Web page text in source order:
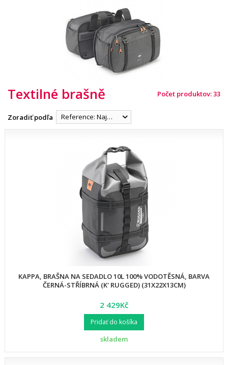
Textilné brašně Počet produktov: 33
Zoradiť podľa Reference: Najnižšia
KAPPA, BRAŠNA NA SEDADLO 10L 100% VODOTĚSNÁ, BARVA
ČERNÁ-STŘÍBRNÁ (K' RUGGED) (31X22X13CM)
2 429Kč
Pridať do košíka
skladem